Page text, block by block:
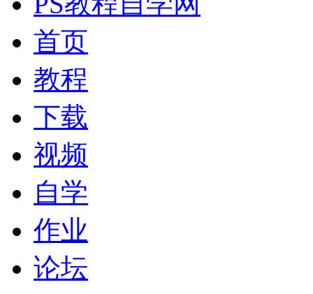
首页
教程
下载
视频
自学
作业
论坛